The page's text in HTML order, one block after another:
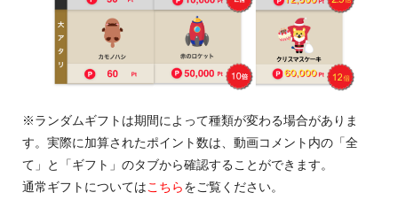
※ランダムギフトは期間によって種類が変わる場合がありま
す。実際に加算されたポイント数は、動画コメント内の「全
て」と「ギフト」のタブから確認することができます。
通常ギフトについてはこちらをご覧ください。